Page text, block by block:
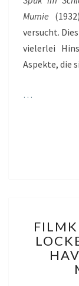
Mumie
versucht.
vielerlei
Aspekte, die
…